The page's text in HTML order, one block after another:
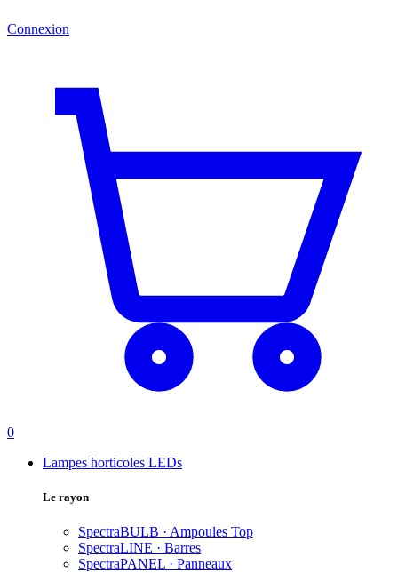
Connexion
0
Lampes horticoles LEDs
Le rayon
SpectraBULB · Ampoules Top
SpectraLINE · Barres
SpectraPANEL · Panneaux